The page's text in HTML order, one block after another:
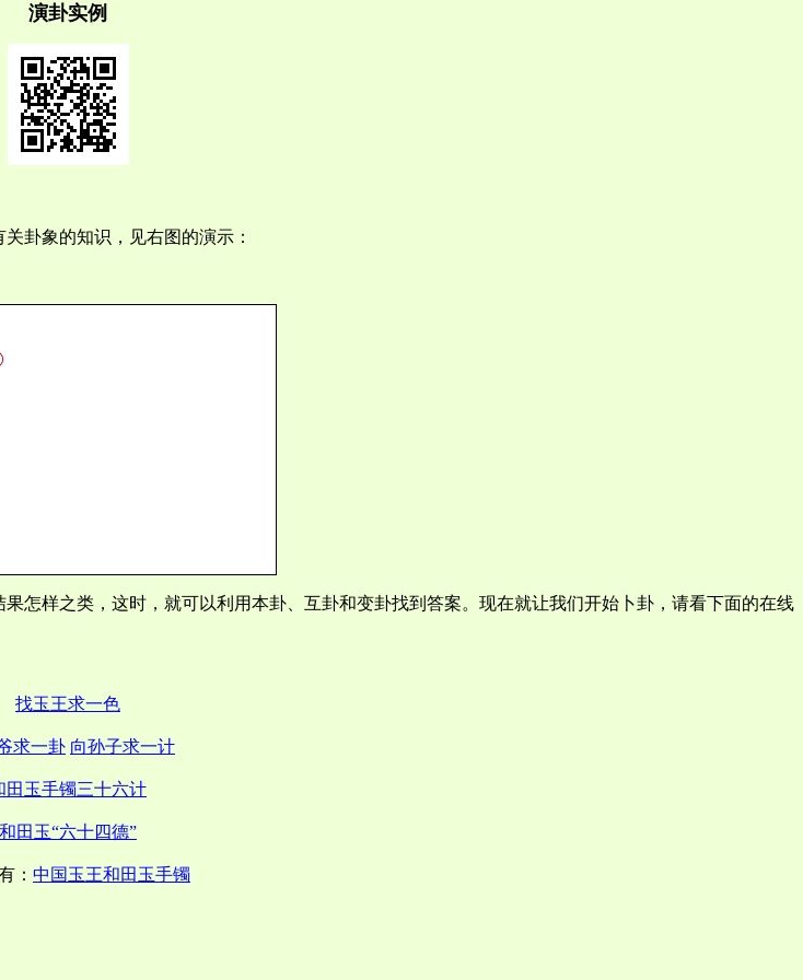
演卦实例
卦象的知识，见右图的演示：
怎样之类，这时，就可以利用本卦、互卦和变卦找到答案。现在就让我们开始卜卦，请看下面的在线
找玉王求一色
求一卦 向孙子求一计
田玉手镯三十六计
和田玉“六十四德”
： 中国玉王和田玉手镯